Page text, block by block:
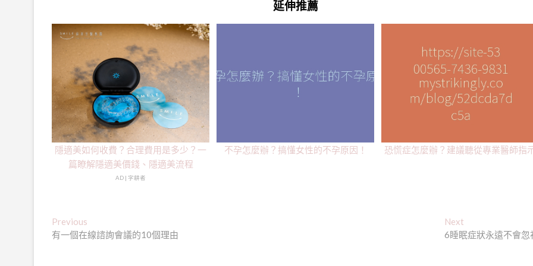
延伸推薦
隱適美如何收費？合理費用是多少？一
篇瞭解隱適美價錢、隱適美流程
AD | 字耕者
不孕怎麼辦？搞懂女性的不孕原因！ 恐慌症怎麼辦？建議聽從專業醫師指
文
章
Previous
post:
有一個在線諮詢會議的10個理由
Next
post:
6睡眠症狀永遠不會忽